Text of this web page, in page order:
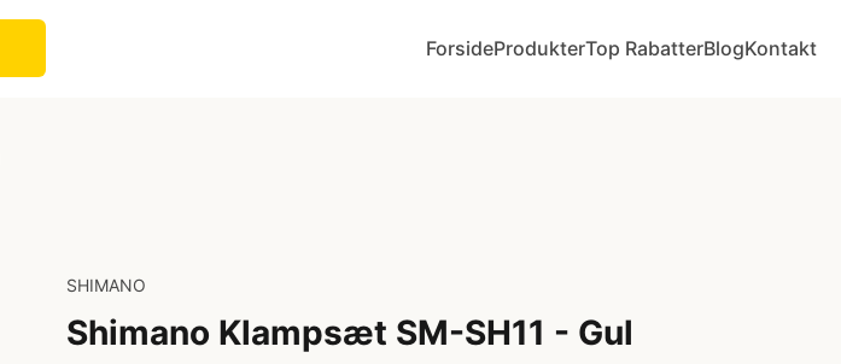
ForsideProdukterTop RabatterBlogKontakt
SHIMANO
Shimano Klampsæt SM-SH11 - Gul